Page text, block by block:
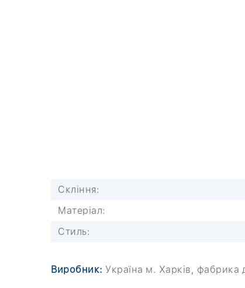
Скління:
Матеріал:
Стиль:
Виробник: Україна м. Харків, фабрика